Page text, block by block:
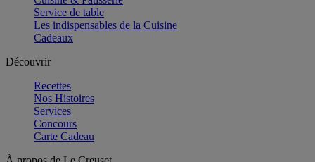
Service de table
Les indispensables de la Cuisine
Cadeaux
Découvrir
Recettes
Nos Histoires
Services
Concours
Carte Cadeau